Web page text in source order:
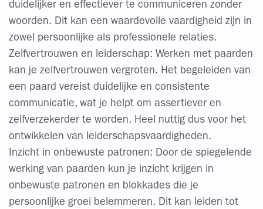
duidelijker en effectiever te communiceren zonder
woorden. Dit kan een waardevolle vaardigheid zijn in
zowel persoonlijke als professionele relaties.
Zelfvertrouwen en leiderschap: Werken met paarden
kan je zelfvertrouwen vergroten. Het begeleiden van
een paard vereist duidelijke en consistente
communicatie, wat je helpt om assertiever en
zelfverzekerder te worden. Heel nuttig dus voor het
ontwikkelen van leiderschapsvaardigheden.
Inzicht in onbewuste patronen: Door de spiegelende
werking van paarden kun je inzicht krijgen in
onbewuste patronen en blokkades die je
persoonlijke groei belemmeren. Dit kan leiden tot